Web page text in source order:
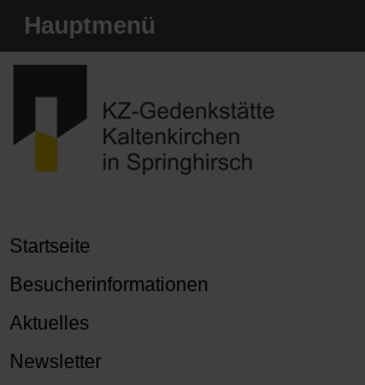
Startseite
Besucherinformationen
Aktuelles
Newsletter
Hauptmenü